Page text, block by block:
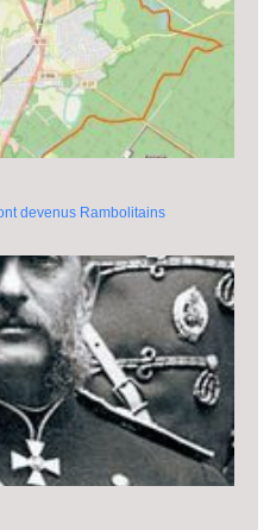
devenus Rambolitains